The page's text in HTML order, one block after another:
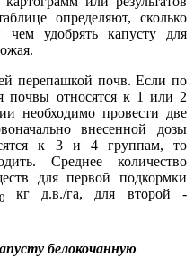
определяют, сколько
чем удобрять капусту для
перепашкой почв. Если по
почвы относятся к 1 или 2
необходимо провести две
внесенной дозы
к 3 и 4 группам, то
Среднее количество
для первой подкормки
кг д.в./га, для второй -
белокочанную